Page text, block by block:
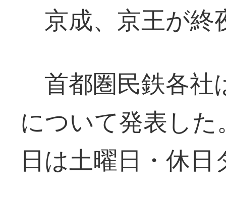
京成、京王が終
首都圏民鉄各社
について発表し
日は土曜日・休